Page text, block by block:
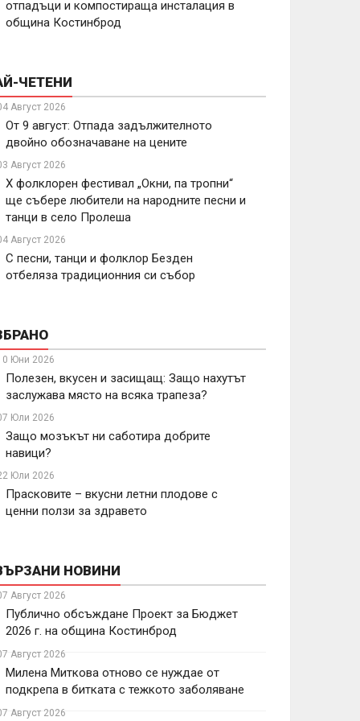
отпадъци и компостираща инсталация в
община Костинброд
ЧЕТЕНИ
Август 2026
От 9 август: Отпада задължителното
двойно обозначаване на цените
Август 2026
X фолклорен фестивал „Окни, па тропни“
ще събере любители на народните песни и
танци в село Пролеша
Август 2026
С песни, танци и фолклор Безден
отбеляза традиционния си събор
Юни 2026
Полезен, вкусен и засищащ: Защо нахутът
заслужава място на всяка трапеза?
Юли 2026
Защо мозъкът ни саботира добрите
навици?
Юли 2026
Прасковите – вкусни летни плодове с
ценни ползи за здравето
НОВИНИ
Август 2026
Публично обсъждане Проект за Бюджет
2026 г. на община Костинброд
Август 2026
Милена Миткова отново се нуждае от
подкрепа в битката с тежкото заболяване
Август 2026